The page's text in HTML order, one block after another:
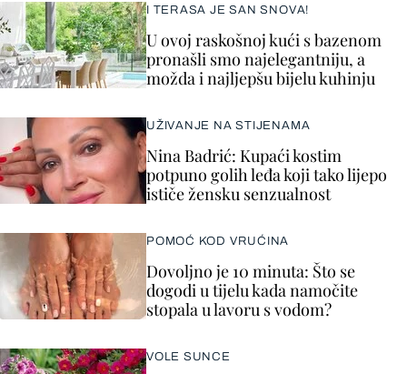
I TERASA JE SAN SNOVA!
U ovoj raskošnoj kući s bazenom
pronašli smo najelegantniju, a
možda i najljepšu bijelu kuhinju
UŽIVANJE NA STIJENAMA
Nina Badrić: Kupaći kostim
potpuno golih leđa koji tako lijepo
ističe žensku senzualnost
POMOĆ KOD VRUĆINA
Dovoljno je 10 minuta: Što se
dogodi u tijelu kada namočite
stopala u lavoru s vodom?
VOLE SUNCE